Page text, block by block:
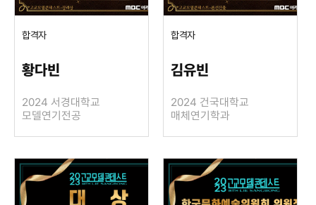
합격자
황다빈
2024 서경대학교
모델연기전공
합격자
김유빈
2024 건국대학교
매체연기학과